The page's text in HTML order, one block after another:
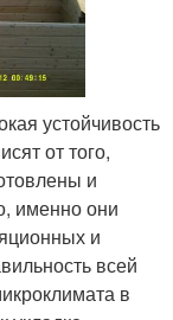
устойчивость
от того,
и
именно они
и
всей
в